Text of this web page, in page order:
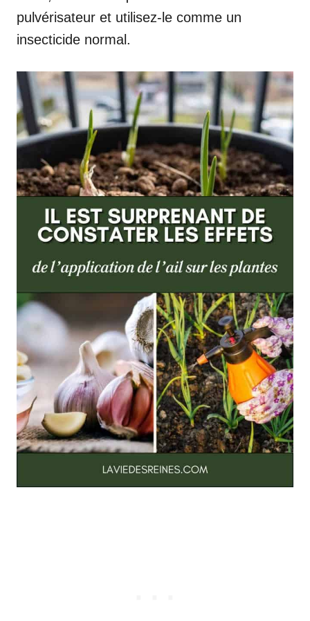
pulvérisateur et utilisez-le comme un
insecticide normal.